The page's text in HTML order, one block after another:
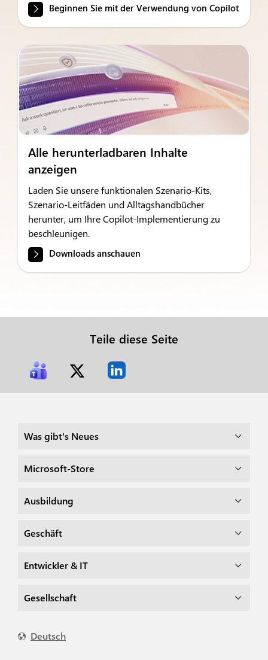
Beginnen Sie mit der Verwendung von Copilot
Alle herunterladbaren Inhalte
anzeigen
Laden Sie unsere funktionalen Szenario-Kits,
Szenario-Leitfäden und Alltagshandbücher
herunter, um Ihre Copilot-Implementierung zu
beschleunigen.
Downloads anschauen
Teile diese Seite
Was gibt's Neues
Microsoft-Store
Ausbildung
Geschäft
Entwickler & IT
Gesellschaft
Deutsch